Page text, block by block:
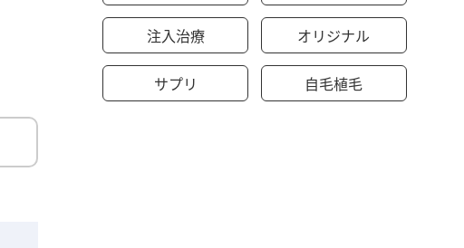
注入治療 オリジナル
サプリ 自毛植毛